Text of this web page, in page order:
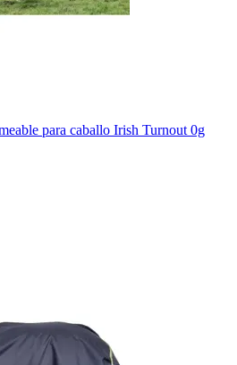
para caballo Irish Turnout 0g